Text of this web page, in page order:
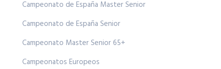
Campeonato de España Master Senior
Campeonato de España Senior
Campeonato Master Senior 65+
Campeonatos Europeos